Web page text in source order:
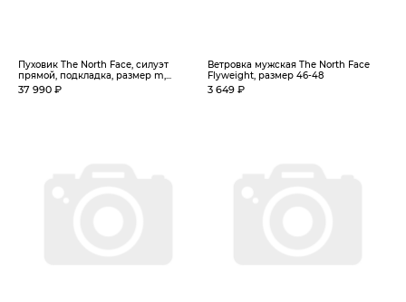
Пуховик The North Face, силуэт
прямой, подкладка, размер m,...
37 990 ₽
Ветровка мужская The North Face
Flyweight, размер 46-48
3 649 ₽